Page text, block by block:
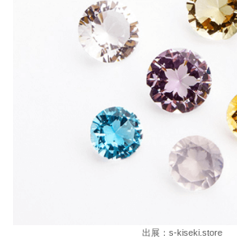
出展：s-kiseki.store